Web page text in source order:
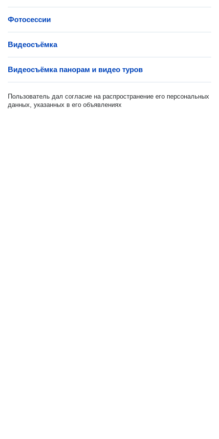
Фотосессии
Видеосъёмка
Видеосъёмка панорам и видео туров
Пользователь дал согласие на распространение его персональных
данных, указанных в его объявлениях